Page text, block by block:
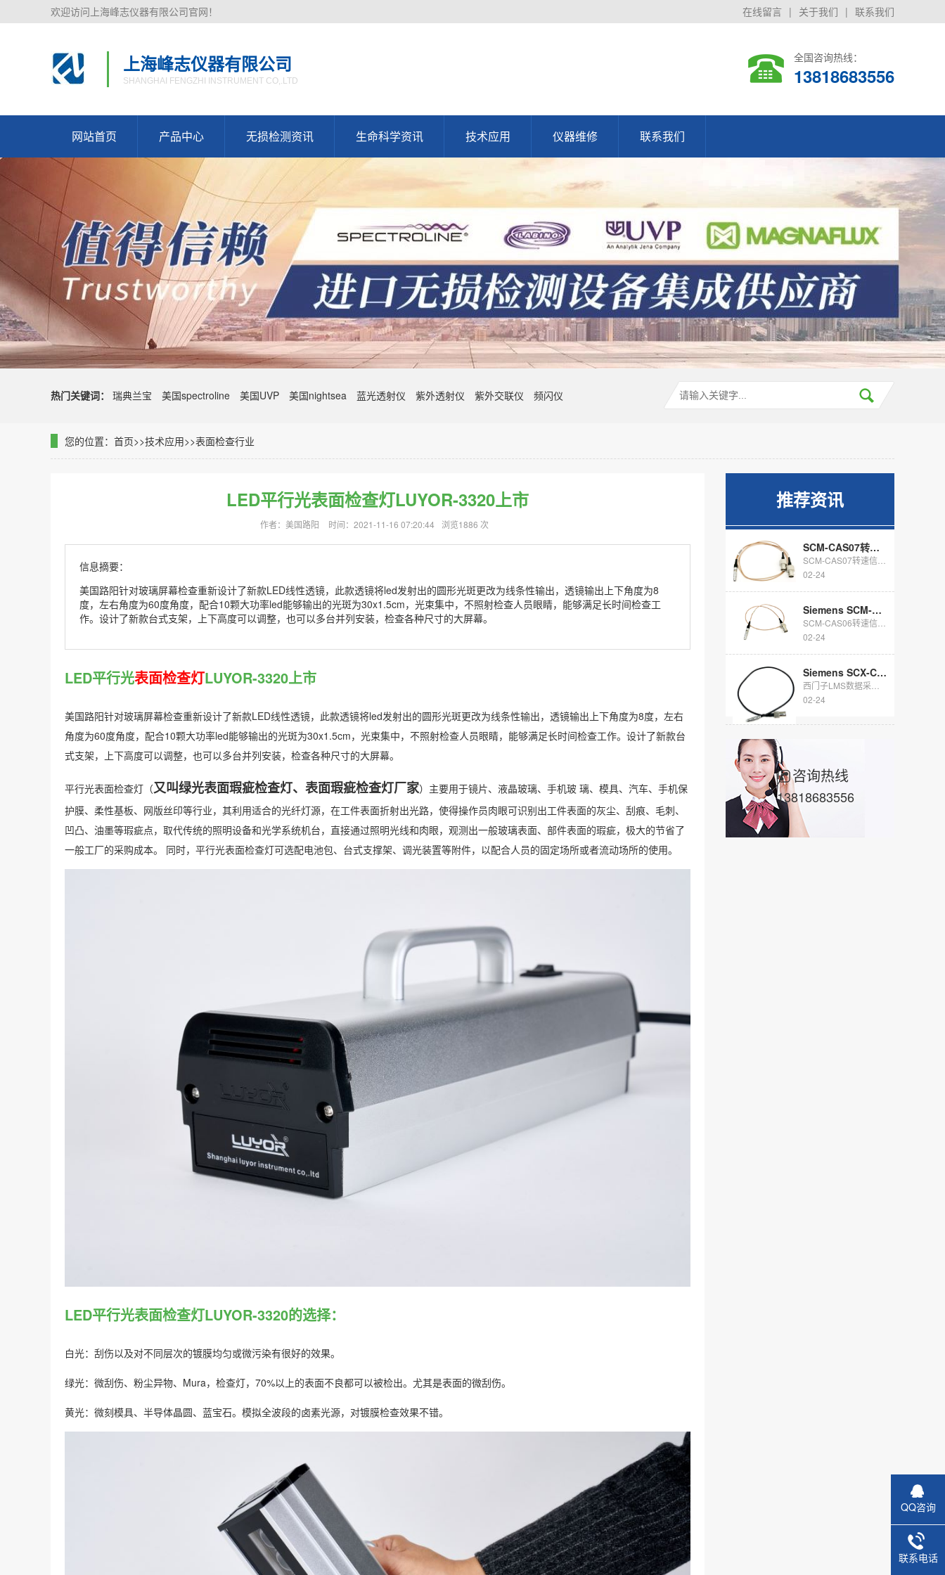
在线留言 | 关于我们 | 联系我们
欢迎访问上海峰志仪器有限公司官网！
上海峰志仪器有限公司
SHANGHAI FENGZHI INSTRUMENT CO,.LTD
全国咨询热线：
13818683556
网站首页 产品中心 无损检测资讯 生命科学资讯 技术应用 仪器维修 联系我们
热门关键词： 瑞典兰宝 美国spectroline 美国UVP 美国nightsea 蓝光透射仪 紫外透射仪 紫外交联仪 频闪仪
您的位置： 首页>>技术应用>>表面检查行业
推荐资讯
SCM-CAS07转速信号通讯电缆
02-24
​Siemens SCM-CAS06转速信号通讯电缆
02-24
​Siemens SCX-CAS05信号电缆
02-24
咨询热线
13818683556
LED平行光表面检查灯LUYOR-3320上市
作者：美国路阳 时间：2021-11-16 07:20:44 浏览1886 次
信息摘要：
美国路阳针对玻璃屏幕检查重新设计了新款LED线性透镜，此款透镜将led发射出的圆形光斑更改为线条性输出，透镜输出上下角度为8
度，左右角度为60度角度，配合10颗大功率led能够输出的光斑为30x1.5cm，光束集中，不照射检查人员眼睛，能够满足长时间检查工
作。设计了新款台式支架，上下高度可以调整，也可以多台并列安装，检查各种尺寸的大屏幕。
LED平行光表面检查灯LUYOR-3320上市
美国路阳针对玻璃屏幕检查重新设计了新款LED线性透镜，此款透镜将led发射出的圆形光斑更改为线条性输出，透镜输出上下角度为8度，左右
角度为60度角度，配合10颗大功率led能够输出的光斑为30x1.5cm，光束集中，不照射检查人员眼睛，能够满足长时间检查工作。设计了新款台
式支架，上下高度可以调整，也可以多台并列安装，检查各种尺寸的大屏幕。
平行光表面检查灯（又叫绿光表面瑕疵检查灯、表面瑕疵检查灯厂家）主要用于镜片、液晶玻璃、手机玻 璃、模具、汽车、手机保
护膜、柔性基板、网版丝印等行业，其利用适合的光纤灯源，在工件表面折射出光路，使得操作员肉眼可识别出工件表面的灰尘、刮痕、毛刺、
凹凸、油墨等瑕疵点，取代传统的照明设备和光学系统机台，直接通过照明光线和肉眼，观测出一般玻璃表面、部件表面的瑕疵，极大的节省了
一般工厂的采购成本。 同时，平行光表面检查灯可选配电池包、台式支撑架、调光装置等附件，以配合人员的固定场所或者流动场所的使用。
LED平行光表面检查灯LUYOR-3320的选择：
白光：刮伤以及对不同层次的镀膜均匀或微污染有很好的效果。
绿光：微刮伤、粉尘异物、Mura，检查灯，70%以上的表面不良都可以被检出。尤其是表面的微刮伤。
黄光：微刻模具、半导体晶圆、蓝宝石。模拟全波段的卤素光源，对镀膜检查效果不错。
QQ咨询
联系电话